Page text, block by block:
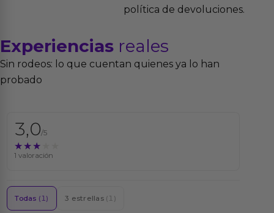
política de devoluciones.
Experiencias reales
Sin rodeos: lo que cuentan quienes ya lo han
probado
3,0/5
★★★★★
★★★★★
1 valoración
Todas (1) 3 estrellas (1)